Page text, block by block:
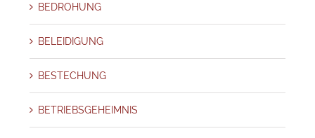
BEDROHUNG
BELEIDIGUNG
BESTECHUNG
BETRIEBSGEHEIMNIS